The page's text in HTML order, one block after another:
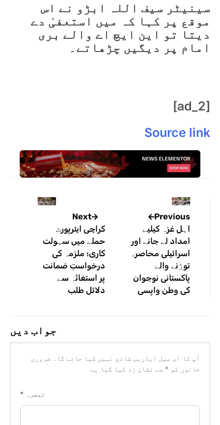
سینیٹر سیف اللہ ابڑو نے اس
موقع پر کہا کہ میں استعفیٰ دے
دیتا تو این ایچ اے والے بری
امام پر دیگیں چڑھاتے۔
[ad_2]
Source link
Previous
اہل غزہ کیلیے
امداد لے جانے اور
اسرائیلی محاصرہ
توڑنے والے
پاکستانی نوجوان
کی وطن واپسی
Next
کراچی ایئرپورٹ
حملے میں سہولت
کاری؛ ملزمہ کی
درخواستِ ضمانت
پر استغاثہ سے
دلائل طلب
جواب دیں
آپ کا ای میل ایڈریس شائع نہیں کیا جائے گا۔
ضروری
خانوں کو * سے نشان زد کیا گیا ہے
تبصرہ *